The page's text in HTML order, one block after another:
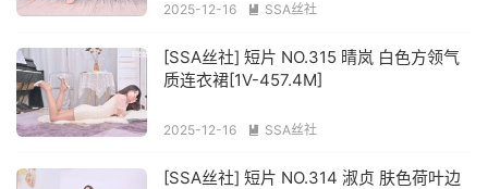
2025-12-16  SSA丝社
[SSA丝社] 短片 NO.315 晴岚 白色方领气
质连衣裙[1V-457.4M]
2025-12-16  SSA丝社
[SSA丝社] 短片 NO.314 淑贞 肤色荷叶边